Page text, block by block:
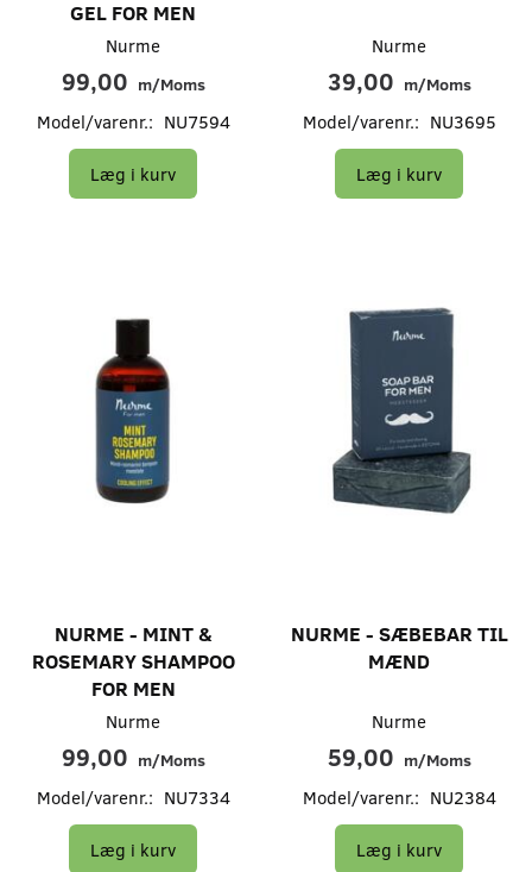
GEL FOR MEN
Nurme
99,00 m/Moms
Model/varenr.: NU7594
Læg i kurv
Nurme
39,00 m/Moms
Model/varenr.: NU3695
Læg i kurv
NURME - MINT &
ROSEMARY SHAMPOO
FOR MEN
Nurme
99,00 m/Moms
Model/varenr.: NU7334
Læg i kurv
NURME - SÆBEBAR TIL
MÆND
Nurme
59,00 m/Moms
Model/varenr.: NU2384
Læg i kurv